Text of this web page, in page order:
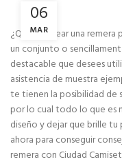
06
MAR
¿Quieres crear una
un conjunto o
destacable que desees
asistencia de muestra
te tienen la posibilidad de
por lo cual todo lo que es
diseño y dejar que brille tu
ahora para conseguir
remera con Ciudad